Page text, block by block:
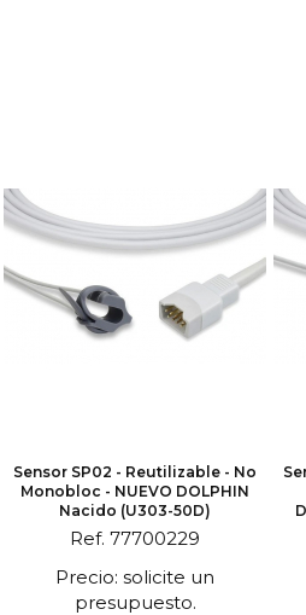
Sensor SP02 - Reutilizable - No
Monobloc - NUEVO DOLPHIN
Nacido (U303-50D)
Ref. 77700229
Precio: solicite un
presupuesto.